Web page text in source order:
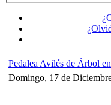
Pedalea Avilés de Árbol
Domingo, 17 de